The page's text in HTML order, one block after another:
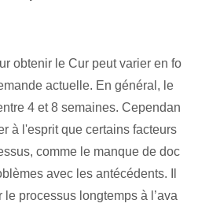
obtenir le Cur peut varier en fo
actuelle. En général, le
4‌ et 8 semaines. Cependan
à l'esprit que certains facteurs
comme le manque⁤ de doc
avec les antécédents. Il
processus longtemps à l’ava